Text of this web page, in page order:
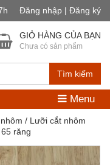
Đăng nhập | Đăng ký
Tìm kiếm
GIỎ HÀNG CỦA BẠN
Chưa có sản phẩm
Menu
/ Lưỡi cắt nhôm
răng